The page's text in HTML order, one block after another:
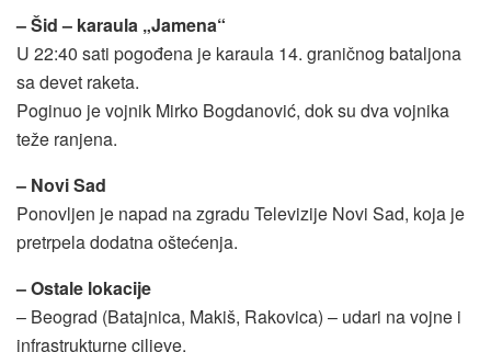
– Šid – karaula „Jamena“
U 22:40 sati pogođena je karaula 14. graničnog bataljona
sa devet raketa.
Poginuo je vojnik Mirko Bogdanović, dok su dva vojnika
teže ranjena.
– Novi Sad
Ponovljen je napad na zgradu Televizije Novi Sad, koja je
pretrpela dodatna oštećenja.
– Ostale lokacije
– Beograd (Batajnica, Makiš, Rakovica) – udari na vojne i
infrastrukturne ciljeve.